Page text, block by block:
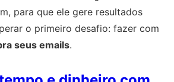
para que ele gere resultados
o primeiro desafio: fazer com
seus emails.